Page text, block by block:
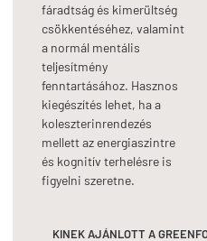
fáradtság és kimerültség
csökkentéséhez, valamint
a normál mentális
teljesítmény
fenntartásához. Hasznos
kiegészítés lehet, ha a
koleszterinrendezés
mellett az energiaszintre
és kognitív terhelésre is
figyelni szeretne.
KINEK AJÁNLOTT A